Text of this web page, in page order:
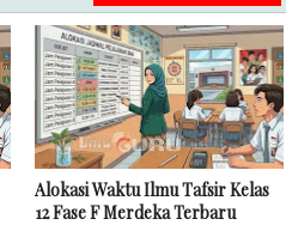
Alokasi Waktu Ilmu Tafsir Kelas
12 Fase F Merdeka Terbaru